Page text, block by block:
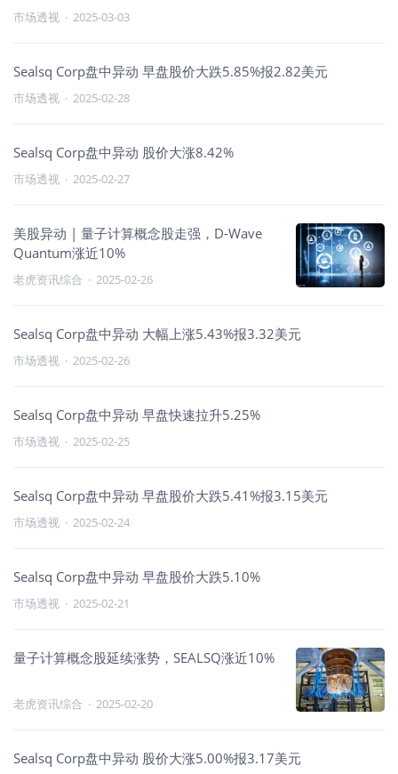
市场透视 · 2025-03-03
Sealsq Corp盘中异动 早盘股价大跌5.85%报2.82美元
市场透视 · 2025-02-28
Sealsq Corp盘中异动 股价大涨8.42%
市场透视 · 2025-02-27
美股异动 | 量子计算概念股走强，D-Wave
Quantum涨近10%
老虎资讯综合 · 2025-02-26
Sealsq Corp盘中异动 大幅上涨5.43%报3.32美元
市场透视 · 2025-02-26
Sealsq Corp盘中异动 早盘快速拉升5.25%
市场透视 · 2025-02-25
Sealsq Corp盘中异动 早盘股价大跌5.41%报3.15美元
市场透视 · 2025-02-24
Sealsq Corp盘中异动 早盘股价大跌5.10%
市场透视 · 2025-02-21
量子计算概念股延续涨势，SEALSQ涨近10%
老虎资讯综合 · 2025-02-20
Sealsq Corp盘中异动 股价大涨5.00%报3.17美元